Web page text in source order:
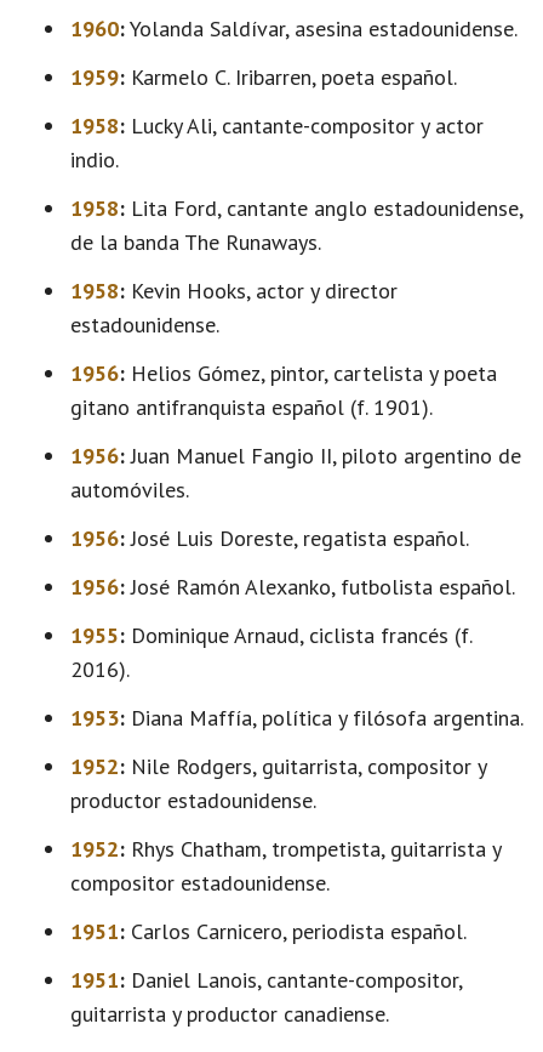
1960:Yolanda Saldívar, asesina estadounidense.
1959: Karmelo C. Iribarren, poeta español.
1958: Lucky Ali, cantante-compositor y actor
indio.
1958: Lita Ford, cantante anglo estadounidense,
de la banda The Runaways.
1958: Kevin Hooks, actor y director
estadounidense.
1956: Helios Gómez, pintor, cartelista y poeta
gitano antifranquista español (f. 1901).
1956:Juan Manuel Fangio II, piloto argentino de
automóviles.
1956:José Luis Doreste, regatista español.
1956:José Ramón Alexanko, futbolista español.
1955: Dominique Arnaud, ciclista francés (f.
2016).
1953: Diana Maffía, política y filósofa argentina.
1952: Nile Rodgers, guitarrista, compositor y
productor estadounidense.
1952: Rhys Chatham, trompetista, guitarrista y
compositor estadounidense.
1951: Carlos Carnicero, periodista español.
1951: Daniel Lanois, cantante-compositor,
guitarrista y productor canadiense.